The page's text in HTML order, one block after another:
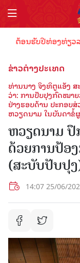
ຕ້ອນຮັບປີທ່ອງທ່ຽວລ
ຂ່າວຕ່າງປະເທດ
ທ່ານນາງ ຈິງທິຕູແອັງ
ວ່າ: ການປັບປຸງກົດໝາຍ
ຢ່າງຮອບດ້ານ ປະກອບ
ຫວຽດນາມ ໃນບັນດາຂໍ້
ຫວຽດນາມ
ດ້ວຍການປ້ອ
(ສະບັບປັບປຸ
14:07 25/06/